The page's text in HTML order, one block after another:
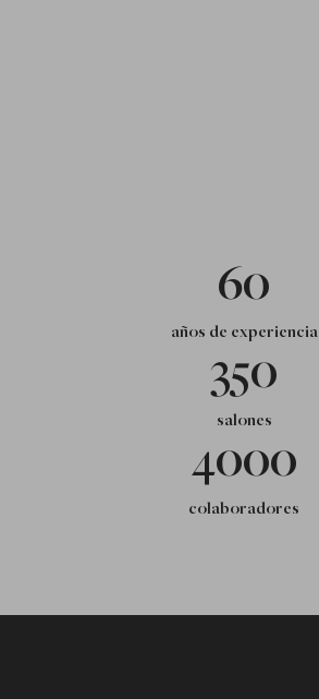
60
años de experiencia
350
salones
4000
colaboradores